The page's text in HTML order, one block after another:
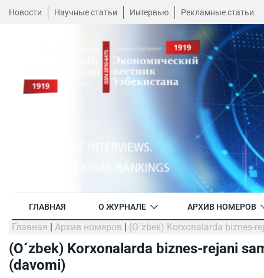
Новости Научные статьи Интервью Рекламные статьи
ГЛАВНАЯ О ЖУРНАЛЕ АРХИВ НОМЕРОВ
Главная | Архив номеров | (O´zbek) Korxonalarda biznes-
(O´zbek) Korxonalarda biznes-rejani
(davomi)